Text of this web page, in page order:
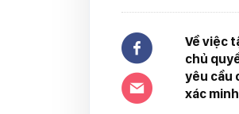
Về việc
chủ
yêu cầu
xác